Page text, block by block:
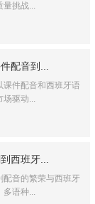
量挑战...
配音到...
课件配音和西班牙语
场驱动...
西班牙...
音的繁荣与西班牙
多语种...